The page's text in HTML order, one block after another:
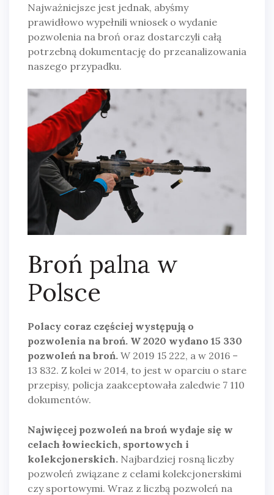
Najważniejsze jest jednak, abyśmy
prawidłowo wypełnili wniosek o wydanie
pozwolenia na broń oraz dostarczyli całą
potrzebną dokumentację do przeanalizowania
naszego przypadku.
Broń palna w
Polsce
Polacy coraz częściej występują o
pozwolenia na broń. W 2020 wydano 15 330
pozwoleń na broń. W 2019 15 222, a w 2016 –
13 832. Z kolei w 2014, to jest w oparciu o stare
przepisy, policja zaakceptowała zaledwie 7 110
dokumentów.
Najwięcej pozwoleń na broń wydaje się w
celach łowieckich, sportowych i
kolekcjonerskich. Najbardziej rosną liczby
pozwoleń związane z celami kolekcjonerskimi
czy sportowymi. Wraz z liczbą pozwoleń na